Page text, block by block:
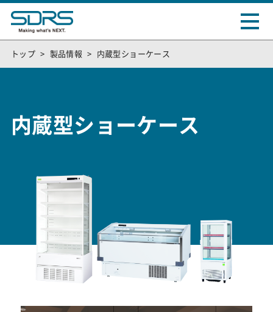
トップ 製品情報 内蔵型ショーケース
内蔵型ショーケース